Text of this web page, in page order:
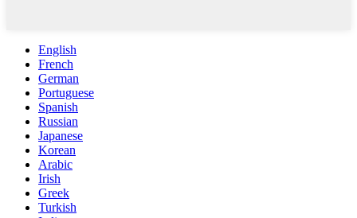
English
French
German
Portuguese
Spanish
Russian
Japanese
Korean
Arabic
Irish
Greek
Turkish